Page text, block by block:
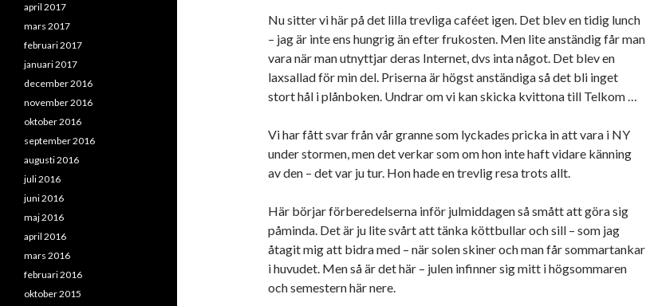
Nu sitter vi här på det lilla trevliga caféet igen. Det blev en tidig lunch
– jag är inte ens hungrig än efter frukosten. Men lite anständig får man
vara när man utnyttjar deras Internet, dvs inta något. Det blev en
laxsallad för min del. Priserna är högst anständiga så det bli inget
stort hål i plånboken. Undrar om vi kan skicka kvittona till Telkom …
Vi har fått svar från vår granne som lyckades pricka in att vara i NY
under stormen, men det verkar som om hon inte haft vidare känning
av den – det var ju tur. Hon hade en trevlig resa trots allt.
Här börjar förberedelserna inför julmiddagen så smått att göra sig
påminda. Det är ju lite svårt att tänka köttbullar och sill – som jag
åtagit mig att bidra med – när solen skiner och man får sommartankar
i huvudet. Men så är det här – julen infinner sig mitt i högsommaren
och semestern här nere.
april 2017
mars 2017
februari 2017
januari 2017
december 2016
november 2016
oktober 2016
september 2016
augusti 2016
juli 2016
juni 2016
maj 2016
april 2016
mars 2016
februari 2016
oktober 2015